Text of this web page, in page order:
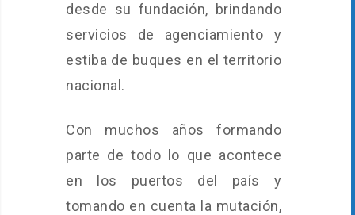
desde su fundación, brindando
servicios de agenciamiento y
estiba de buques en el territorio
nacional.
Con muchos años formando
parte de todo lo que acontece
en los puertos del país y
tomando en cuenta la mutación,